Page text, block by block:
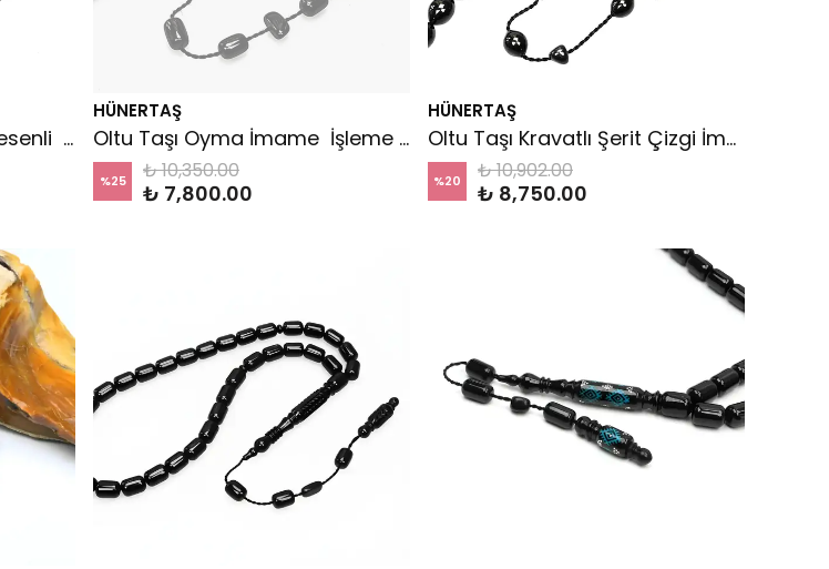
Oltu Taşı Kare Baklava Desenli İmame Gümüş İşleme Sade Tespih
HÜNERTAŞ
Oltu Taşı Oyma İmame İşleme Sade Tespih
%25 ₺ 10,350.00
₺ 7,800.00
HÜNERTAŞ
Oltu Taşı Kravatlı Şerit Çizgi İmame Sade Tespih
%20 ₺ 10,902.00
₺ 8,750.00